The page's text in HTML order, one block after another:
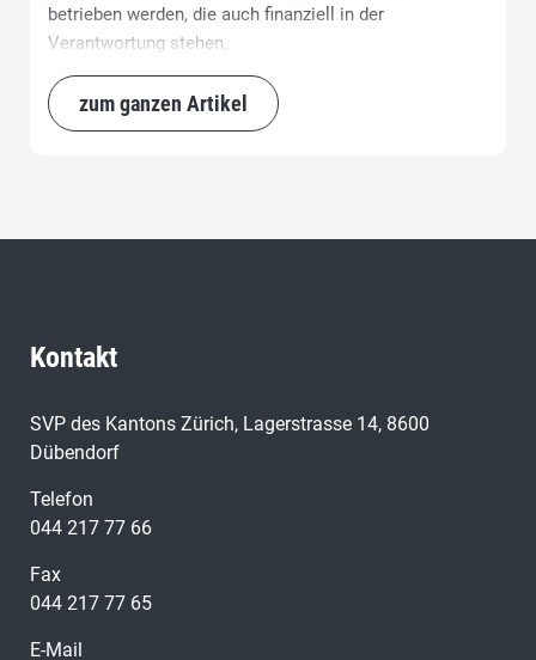
betrieben werden, die auch finanziell in der
Verantwortung stehen.
zum ganzen Artikel
Kontakt
SVP des Kantons Zürich, Lagerstrasse 14, 8600
Dübendorf
Telefon
044 217 77 66
Fax
044 217 77 65
E-Mail